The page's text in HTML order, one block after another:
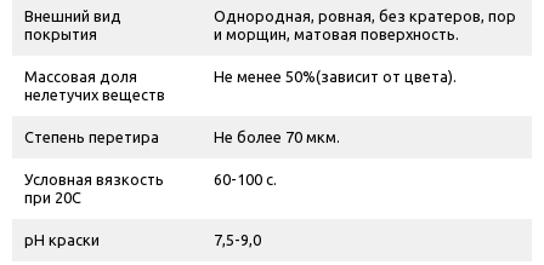
Внешний вид
покрытия
Однородная, ровная, без кратеров, пор
и морщин, матовая поверхность.
Массовая доля
нелетучих веществ
Не менее 50%(зависит от цвета).
Степень перетира Не более 70 мкм.
Условная вязкость
при 20С
60-100 с.
рН краски 7,5-9,0